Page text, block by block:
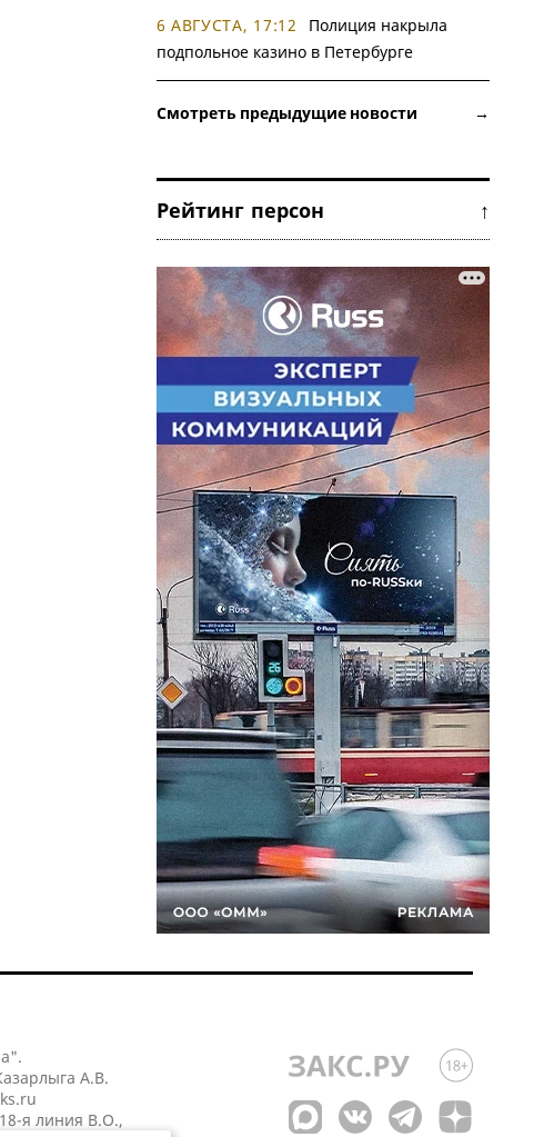
6 АВГУСТА, 17:12
Полиция накрыла
подпольное казино в Петербурге
Смотреть предыдущие новости →
Рейтинг персон ↑
А.В.
я линия В.О.,